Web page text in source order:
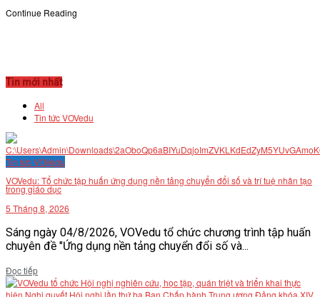
Continue Reading
Tin mới nhất
All
Tin tức VOVedu
Tin tức VOVedu
VOVedu: Tổ chức tập huấn ứng dụng nền tảng chuyển đổi số và trí tuệ nhân tạo
trong giáo dục
5 Tháng 8, 2026
Sáng ngày 04/8/2026, VOVedu tổ chức chương trình tập huấn
chuyên đề "Ứng dụng nền tảng chuyển đổi số và...
Đọc tiếpDetails